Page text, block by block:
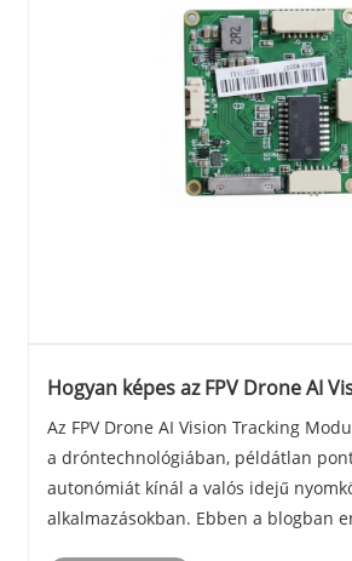
Hogyan képes az FPV Drone AI
Az FPV Drone AI Vision Tracking
a dróntechnológiában, példátlan
autonómiát kínál a valós idejű
alkalmazásokban. Ebben a blogban